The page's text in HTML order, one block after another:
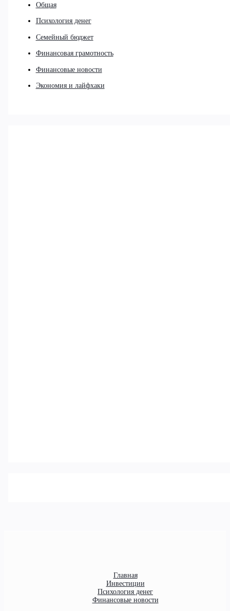
Общая
Психология денег
Семейный бюджет
Финансовая грамотность
Финансовые новости
Экономия и лайфхаки
Главная
Инвестиции
Психология денег
Финансовые новости